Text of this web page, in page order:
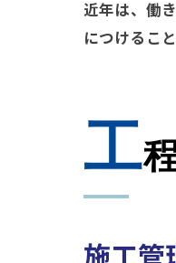
近年は、働
につけるこ
工
施工管